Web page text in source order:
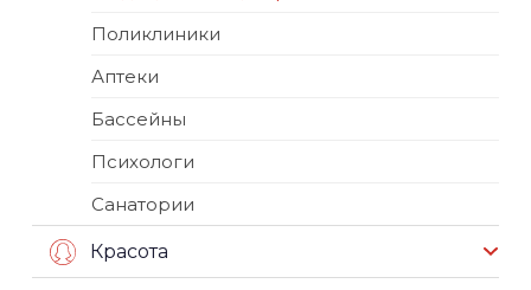
Поликлиники
Аптеки
Бассейны
Психологи
Санатории
Красота